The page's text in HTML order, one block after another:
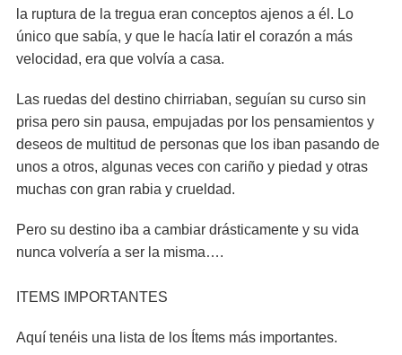
la ruptura de la tregua eran conceptos ajenos a él. Lo
único que sabía, y que le hacía latir el corazón a más
velocidad, era que volvía a casa.
Las ruedas del destino chirriaban, seguían su curso sin
prisa pero sin pausa, empujadas por los pensamientos y
deseos de multitud de personas que los iban pasando de
unos a otros, algunas veces con cariño y piedad y otras
muchas con gran rabia y crueldad.
Pero su destino iba a cambiar drásticamente y su vida
nunca volvería a ser la misma….
ITEMS IMPORTANTES
Aquí tenéis una lista de los Ítems más importantes.